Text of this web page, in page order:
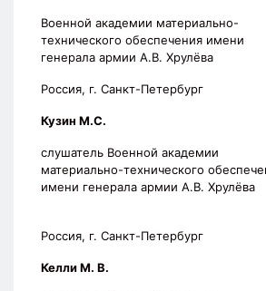
Военной академии материально-
технического обеспечения имени
генерала армии А.В. Хрулёва
Россия, г. Санкт-Петербург
Кузин М.С.
слушатель Военной академии
материально-технического
имени генерала армии А.В. Хрулёва
Россия, г. Санкт-Петербург
Келли М. В.